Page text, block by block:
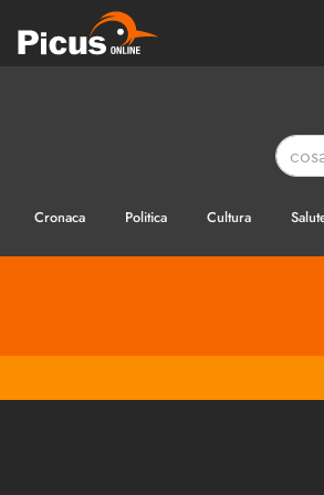
Cronaca Politica Cultura